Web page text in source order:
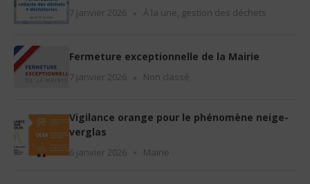
7 janvier 2026 À la une, gestion des déchets
Fermeture exceptionnelle de la Mairie
7 janvier 2026 Non classé
Vigilance orange pour le phénomène neige-
verglas
6 janvier 2026 Mairie